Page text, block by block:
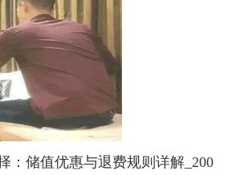
：储值优惠与退费规则详解_200